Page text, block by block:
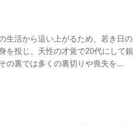
生活から這い上がるため、若き日の
を投じ、天性の才覚で20代にして銀
の裏では多くの裏切りや喪失を...